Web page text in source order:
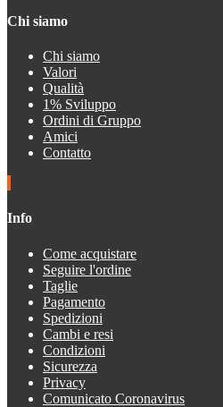
Chi siamo
Chi siamo
Valori
Qualità
1% Sviluppo
Ordini di Gruppo
Amici
Contatto
Info
Come acquistare
Seguire l'ordine
Taglie
Pagamento
Spedizioni
Cambi e resi
Condizioni
Sicurezza
Privacy
Comunicato Coronavirus